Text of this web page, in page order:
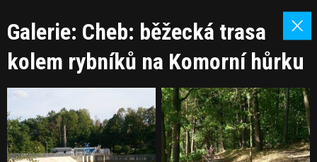
Galerie: Cheb: běžecká trasa
kolem rybníků na Komorní hůrku